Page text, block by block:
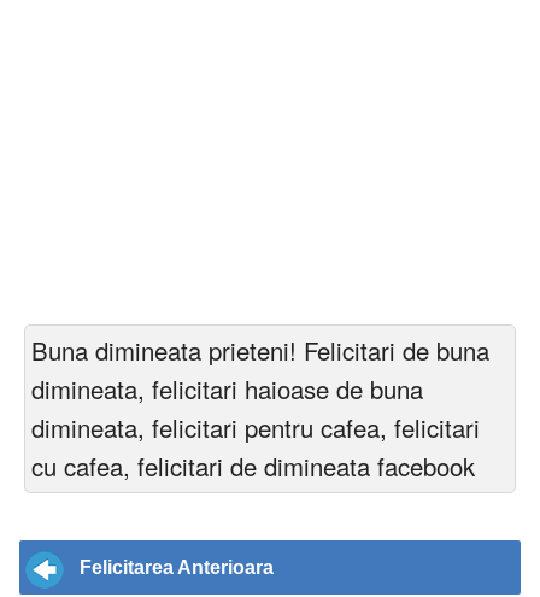
Buna dimineata prieteni! Felicitari de buna
dimineata, felicitari haioase de buna
dimineata, felicitari pentru cafea, felicitari
cu cafea, felicitari de dimineata facebook
Felicitarea Anterioara